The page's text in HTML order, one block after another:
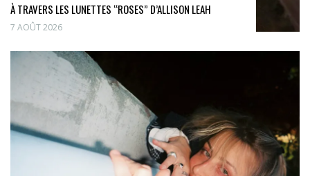
À TRAVERS LES LUNETTES “ROSES” D’ALLISON LEAH
7 AOÛT 2026